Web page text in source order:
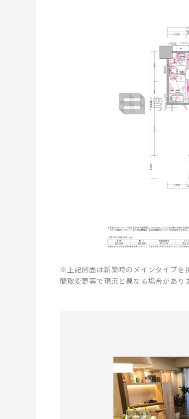
※上記図面は新築時のメインタイプを
間取変更等で現況と異なる場合があり